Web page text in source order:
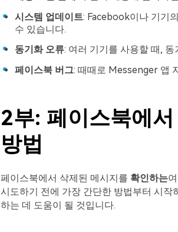
시스템 업데이트: Facebook이나 기기
수 있습니다.
동기화 오류: 여러 기기를 사용할 때,
페이스북 버그: 때때로 Messenger 앱
2부: 페이스북에
방법
페이스북에서 삭제된 메시지를 확인하는
시도하기 전에 가장 간단한 방법부터 시작
하는 데 도움이 될 것입니다.